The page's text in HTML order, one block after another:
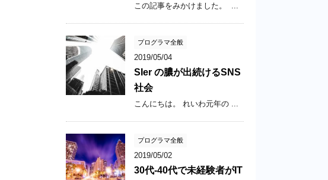
この記事をみかけました。  ...
プログラマ全般
2019/05/04
SIer の膿が出続けるSNS
社会
こんにちは。 れいわ元年の ...
プログラマ全般
2019/05/02
30代-40代で未経験者がIT